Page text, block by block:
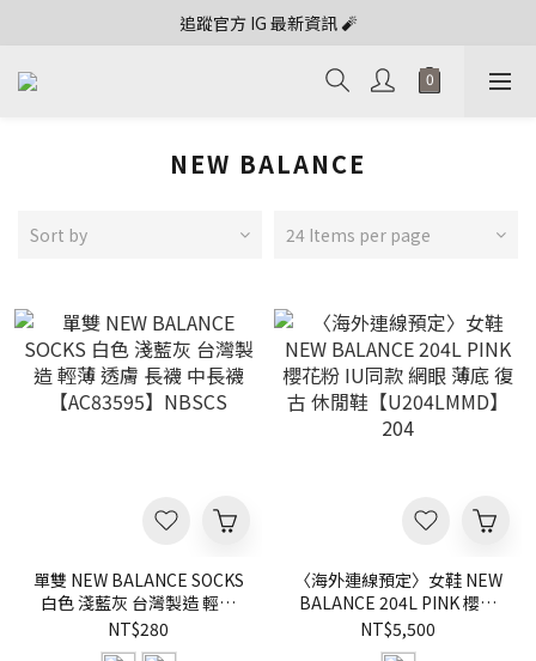
追蹤官方 IG 最新資訊 🧨
NEW BALANCE
Sort by 24 Items per page
單雙 NEW BALANCE SOCKS
白色 淺藍灰 台灣製造 輕薄
透膚 長襪 中長襪
【AC83595】NBSCS
NT$280
〈海外連線預定〉女鞋 NEW
BALANCE 204L PINK 櫻花
粉 IU同款 網眼 薄底 復古 休
閒鞋【U204LMMD】204
NT$5,500